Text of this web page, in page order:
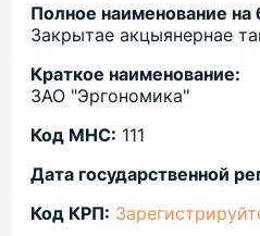
Полное наименование на
Закрытае акцыянернае
Краткое наименование:
ЗАО "Эргономика"
Код МНС: 111
Дата государственной
Код КРП: